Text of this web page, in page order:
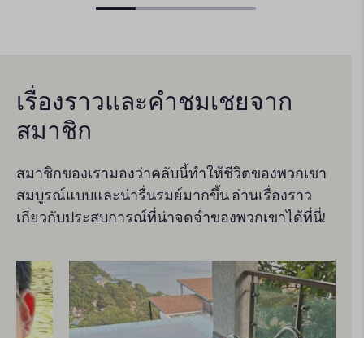
เรื่องราวและคําชมเชยจาก
สมาชิก
สมาชิกของเรามองว่าคลับนี้ทำให้ชีวิตของพวกเขา
สมบูรณ์แบบและน่ารื่นรมย์มากขึ้น อ่านเรื่องราว
เกี่ยวกับประสบการณ์ที่น่าจดจําของพวกเขาได้ที่นี่!